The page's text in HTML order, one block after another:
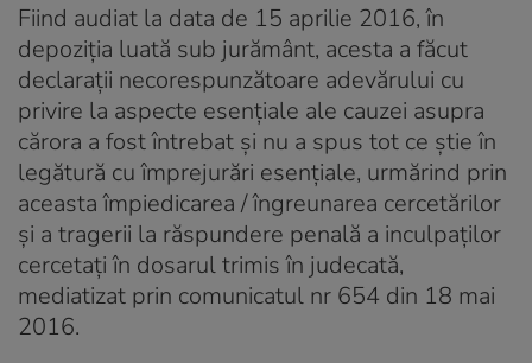
Fiind audiat la data de 15 aprilie 2016, în
depoziţia luată sub jurământ, acesta a făcut
declaraţii necorespunzătoare adevărului cu
privire la aspecte esenţiale ale cauzei asupra
cărora a fost întrebat şi nu a spus tot ce ştie în
legătură cu împrejurări esenţiale, urmărind prin
aceasta împiedicarea / îngreunarea cercetărilor
şi a tragerii la răspundere penală a inculpaţilor
cercetaţi în dosarul trimis în judecată,
mediatizat prin comunicatul nr 654 din 18 mai
2016.